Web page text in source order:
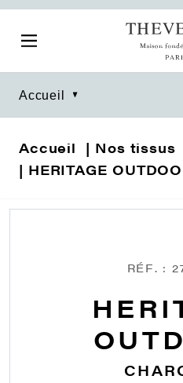
Accueil
Accueil
Nos tissus
HERITAGE
RÉF. :